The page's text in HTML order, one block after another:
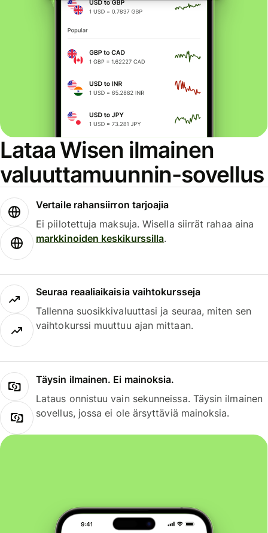
Lataa Wisen ilmainen
valuuttamuunnin-sovellus
Vertaile rahansiirron tarjoajia
Ei piilotettuja maksuja. Wisella siirrät rahaa aina
markkinoiden keskikurssilla.
Seuraa reaaliaikaisia vaihtokursseja
Tallenna suosikkivaluuttasi ja seuraa, miten sen
vaihtokurssi muuttuu ajan mittaan.
Täysin ilmainen. Ei mainoksia.
Lataus onnistuu vain sekunneissa. Täysin ilmainen
sovellus, jossa ei ole ärsyttäviä mainoksia.